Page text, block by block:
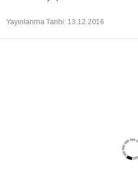
Yayınlanma Tarihi: 13.12.2016